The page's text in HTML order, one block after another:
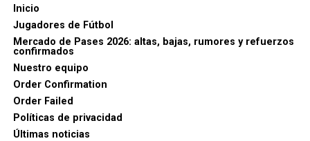
Inicio
Jugadores de Fútbol
Mercado de Pases 2026: altas, bajas, rumores y refuerzos
confirmados
Nuestro equipo
Order Confirmation
Order Failed
Políticas de privacidad
Últimas noticias